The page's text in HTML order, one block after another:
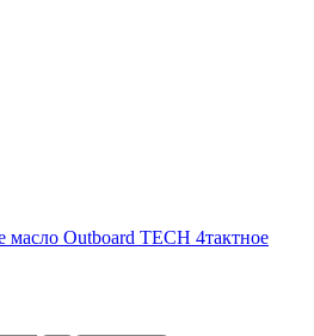
Outboard TECH 4тактное